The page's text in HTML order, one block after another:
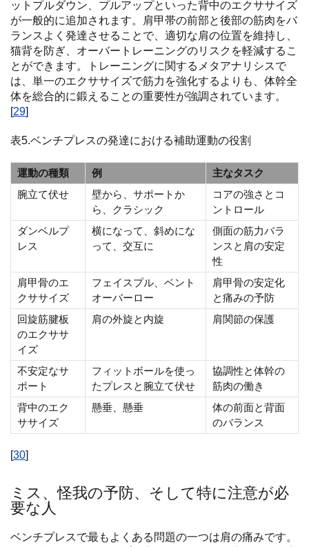
ットプルダウン、プルアップといった背中のエクササイズ
が一般的に追加されます。肩甲帯の前部と後部の筋肉をバ
ランスよく発達させることで、適切な肩の位置を維持し、
猫背を防ぎ、オーバートレーニングのリスクを軽減するこ
とができます。トレーニングに関するメタアナリシスで
は、単一のエクササイズで筋力を強化するよりも、体幹全
体を総合的に鍛えることの重要性が強調されています。
[29]
表5.ベンチプレスの発達における補助運動の役割
運動の種類 例
主なタスク
腕立て伏せ
壁から、サポートか
ら、クラシック
コアの強さとコ
ントロール
ダンベルプ
レス
横になって、斜めにな
って、交互に
側面の筋力バラ
ンスと肩の安定
性
肩甲骨のエ
クササイズ
フェイスプル、ベント
オーバーロー
肩甲骨の安定化
と痛みの予防
回旋筋腱板
のエクササ
イズ
肩の外旋と内旋 肩関節の保護
不安定なサ
ポート
フィットボールを使っ
たプレスと腕立て伏せ
協調性と体幹の
筋肉の働き
背中のエク
ササイズ
懸垂、懸垂
体の前面と背面
のバランス
[30]
ミス、怪我の予防、そして特に注意が必
要な人
ベンチプレスで最もよくある問題の一つは肩の痛みです。